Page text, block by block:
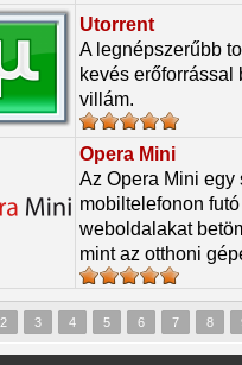
Utorrent
A legnépszerűbb
kevés erőforrással
villám.
Opera Mini
Az Opera Mini egy
mobiltelefonon
weboldalakat
mint az otthoni
2 3 4 5 6 7 8